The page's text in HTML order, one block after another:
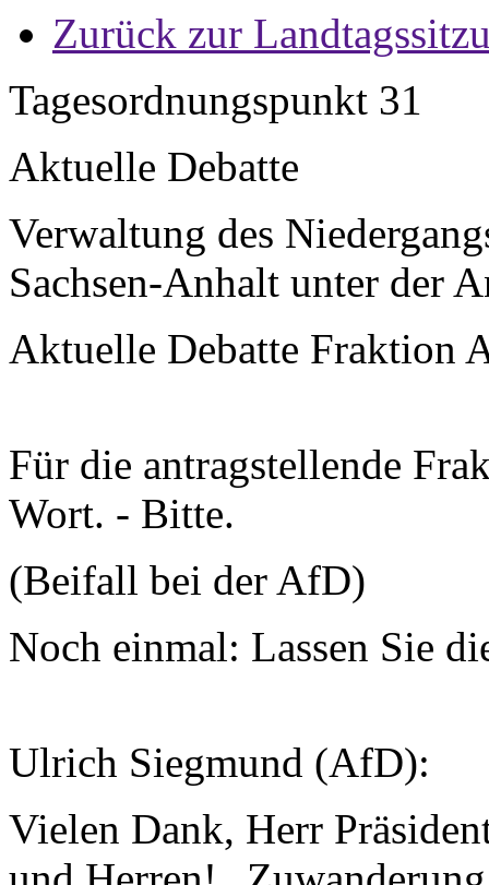
Zurück zur
Tagesordnungspunkt 31
Aktuelle Debatte
Verwaltung des
Sachsen-Anhalt unter der
Aktuelle Debatte Fraktion
Für die antragstellende
Wort. - Bitte.
(Beifall bei der AfD)
Noch einmal: Lassen Sie
Ulrich Siegmund (AfD):
Vielen Dank, Herr